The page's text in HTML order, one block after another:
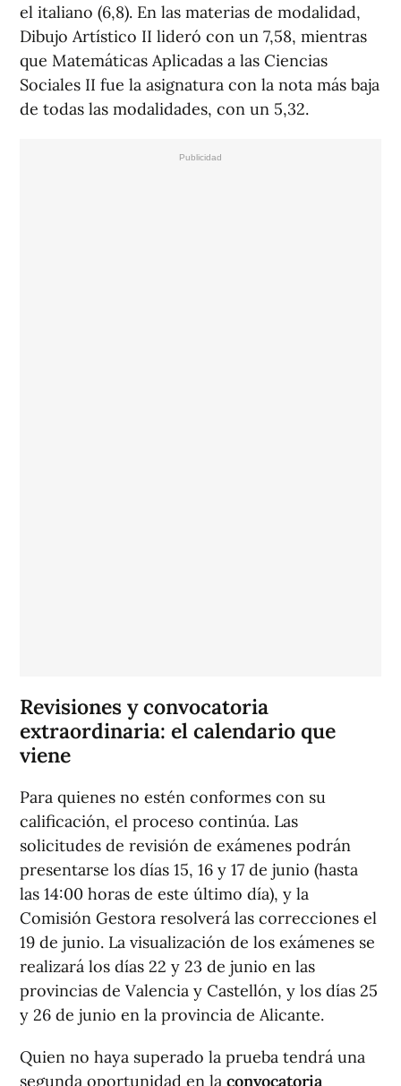
el italiano (6,8). En las materias de modalidad,
Dibujo Artístico II lideró con un 7,58, mientras
que Matemáticas Aplicadas a las Ciencias
Sociales II fue la asignatura con la nota más baja
de todas las modalidades, con un 5,32.
Revisiones y convocatoria
extraordinaria: el calendario que
viene
Para quienes no estén conformes con su
calificación, el proceso continúa. Las
solicitudes de revisión de exámenes podrán
presentarse los días 15, 16 y 17 de junio (hasta
las 14:00 horas de este último día), y la
Comisión Gestora resolverá las correcciones el
19 de junio. La visualización de los exámenes se
realizará los días 22 y 23 de junio en las
provincias de Valencia y Castellón, y los días 25
y 26 de junio en la provincia de Alicante.
Quien no haya superado la prueba tendrá una
segunda oportunidad en la convocatoria